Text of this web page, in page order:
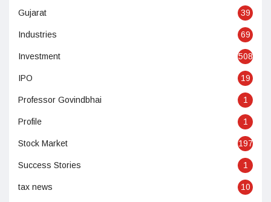
Gujarat 39
Industries 69
Investment 508
IPO 19
Professor Govindbhai 1
Profile 1
Stock Market 197
Success Stories 1
tax news 10